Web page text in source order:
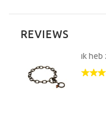
REVIEWS
ik heb